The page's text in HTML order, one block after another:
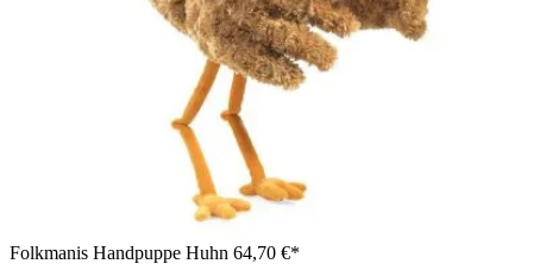
Folkmanis Handpuppe Huhn 64,70 €*